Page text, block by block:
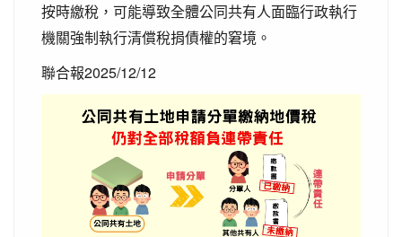
按時繳稅，可能導致全體公同共有人面臨行政執行
機關強制執行清償稅捐債權的窘境。
聯合報2025/12/12